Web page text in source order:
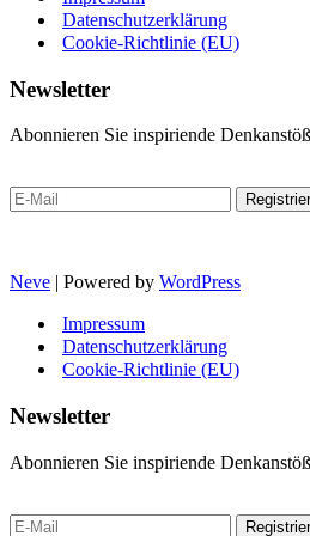
Datenschutzerklärung
Cookie-Richtlinie (EU)
Newsletter
Abonnieren Sie inspiriende
Neve | Powered by WordPress
Impressum
Datenschutzerklärung
Cookie-Richtlinie (EU)
Newsletter
Abonnieren Sie inspiriende